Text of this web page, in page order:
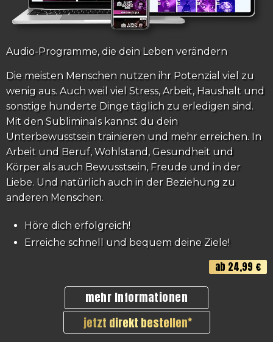
Audio-Programme, die dein Leben verändern
Die meisten Menschen nutzen ihr Potenzial viel zu
wenig aus. Auch weil viel Stress, Arbeit, Haushalt und
sonstige hunderte Dinge täglich zu erledigen sind.
Mit den Subliminals kannst du dein
Unterbewusstsein trainieren und mehr erreichen. In
Arbeit und Beruf, Wohlstand, Gesundheit und
Körper als auch Bewusstsein, Freude und in der
Liebe. Und natürlich auch in der Beziehung zu
anderen Menschen.
Höre dich erfolgreich!
Erreiche schnell und bequem deine Ziele!
ab 24,99 €
mehr Informationen
jetzt direkt bestellen